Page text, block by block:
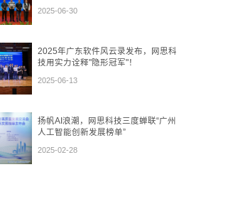
2025-06-30
2025年广东软件风云录发布，网思科
技用实力诠释"隐形冠军"！
2025-06-13
扬帆AI浪潮，网思科技三度蝉联“广州
人工智能创新发展榜单”
2025-02-28